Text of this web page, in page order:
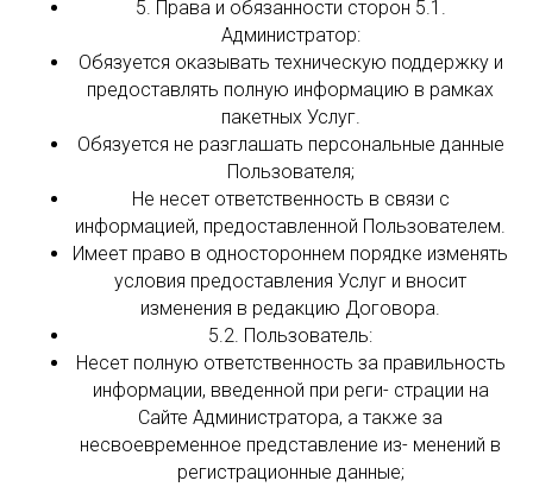
5. Права и обязанности сторон 5.1.
Администратор:
Обязуется оказывать техническую поддержку и
предоставлять полную информацию в рамках
пакетных Услуг.
Обязуется не разглашать персональные данные
Пользователя;
Не несет ответственность в связи с
информацией, предоставленной Пользователем.
Имеет право в одностороннем порядке изменять
условия предоставления Услуг и вносит
изменения в редакцию Договора.
5.2. Пользователь:
Несет полную ответственность за правильность
информации, введенной при реги- страции на
Сайте Администратора, а также за
несвоевременное представление из- менений в
регистрационные данные;